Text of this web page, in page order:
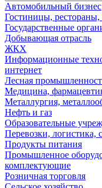
Автомобильный бизнес
Гостиницы,
Государственные
Добывающая отрасль
ЖКХ
Информационные
интернет
Лесная
Медицина,
Металлургия,
Нефть и газ
Образовательные
Перевозки, логистика,
Продукты питания
Промышленное
комплектующие
Розничная торговля